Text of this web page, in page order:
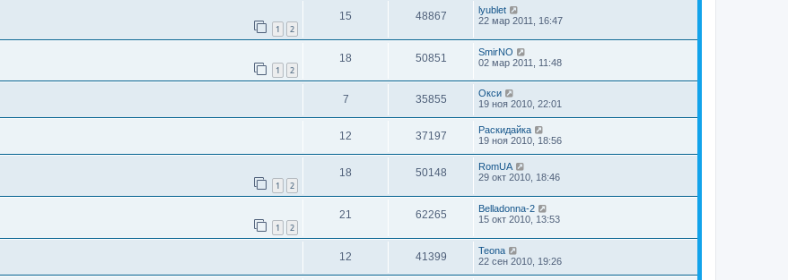
1 2
15 48867
lyublet
22 мар 2011, 16:47
1 2
18 50851
SmirNO
02 мар 2011, 11:48
7 35855
Окси
19 ноя 2010, 22:01
12 37197
Раскидайка
19 ноя 2010, 18:56
1 2
18 50148
RomUA
29 окт 2010, 18:46
1 2
21 62265
Belladonna-2
15 окт 2010, 13:53
12 41399
Teona
22 сен 2010, 19:26